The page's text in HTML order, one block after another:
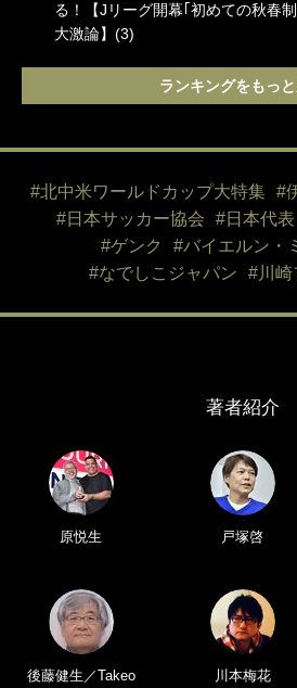
る！【Jリーグ開幕｢初めての秋春
大激論】(3)
ランキングをもっ
#北中米ワールドカップ大特集 #
#日本サッカー協会
#日本代表
#ゲンク
#バイエルン・
#なでしこジャパン
#川崎
著者紹介
原悦生 戸塚啓
後藤健生／Takeo
川本梅花